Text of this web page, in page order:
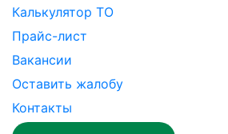
Калькулятор ТО
Прайс-лист
Вакансии
Оставить жалобу
Контакты